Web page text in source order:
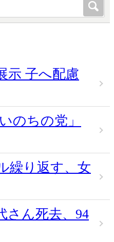
示 子へ配慮
のちの党」
繰り返す、女
さん死去、94